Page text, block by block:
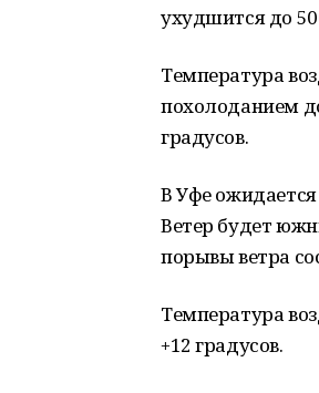
ухудшится до
Температура
похолоданием
градусов.
В Уфе
Ветер будет
порывы ветра
Температура
+12 градусов.